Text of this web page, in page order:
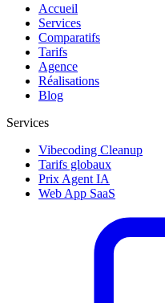
Accueil
Services
Comparatifs
Tarifs
Agence
Réalisations
Blog
Services
Vibecoding Cleanup
Tarifs globaux
Prix Agent IA
Web App SaaS